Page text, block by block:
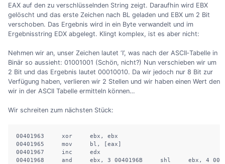
EAX auf den zu verschlüsselnden String zeigt. Daraufhin wird EBX
gelöscht und das erste Zeichen nach BL geladen und EBX um 2 Bit
verschoben. Das Ergebnis wird in ein Byte verwandelt und im
Ergebnisstring EDX abgelegt. Klingt komplex, ist es aber nicht:
Nehmen wir an, unser Zeichen lautet ‘I’, was nach der ASCII‐Tabelle in
Binär so aussieht: 01001001 (Schön, nicht?) Nun verschieben wir um
2 Bit und das Ergebnis lautet 00010010. Da wir jedoch nur 8 Bit zur
Verfügung haben, verlieren wir 2 Stellen und wir haben einen Wert den
wir in der ASCII Tabelle ermitteln können…
Wir schreiten zum nächsten Stück:
00401963     xor     ebx, ebx
00401965     mov     bl, [eax]
00401967     inc     edx
00401968     and     ebx, 3 0040196B     shl     ebx, 4